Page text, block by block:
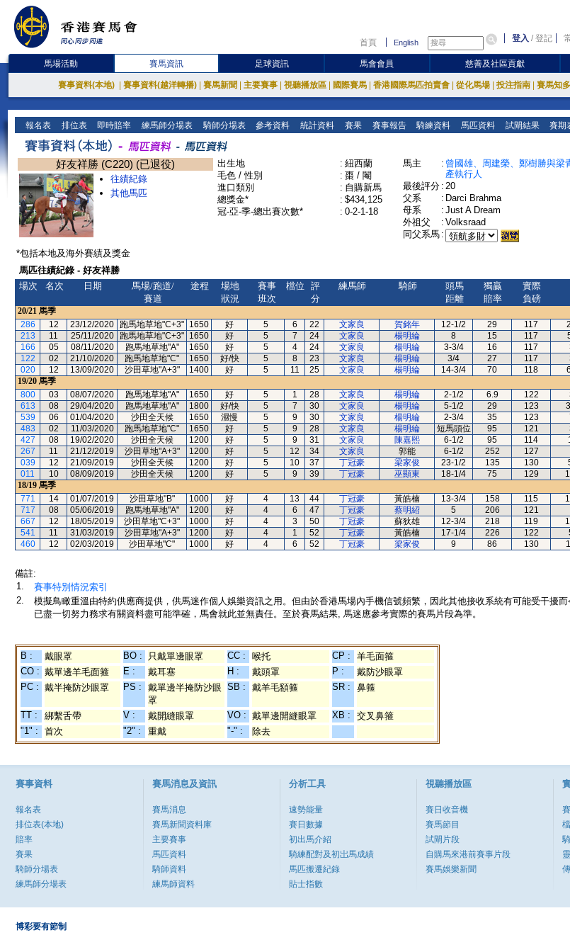
首頁 English 登入 /登記
馬場活動 賽馬資訊 足球資訊 馬會會員 慈善及社區貢獻
賽事資料(本地) 賽事資料(越洋轉播) 賽馬新聞 主要賽事 視聽播放區 國際賽馬 香港國際馬匹拍賣會 從化馬場 投注指南 賽馬知
報名表 排位表 即時賠率 練馬師分場表 騎師分場表 參考資料 統計資料 賽果 賽事報告 騎練資料 馬匹資料 試閘結果 賽期
好友祥勝 (C220) (已退役)
往績紀錄
其他馬匹
出生地 : 紐西蘭
毛色 / 性別
: 棗 / 閹
進口類別
: 自購新馬
總獎金*
: $434,125
冠-亞-季-總出賽次數*
: 0-2-1-18
馬主 : 曾國雄、周建榮、鄭樹勝與梁
產執行人
最後評分 : 20
父系
: Darci Brahma
母系
: Just A Dream
外祖父
: Volksraad
同父系馬 :
*包括本地及海外賽績及獎金
馬匹往績紀錄 - 好友祥勝
場次
名次 日期
馬場/跑道/
賽道
途程
場地
狀況
賽事
班次
檔位
評
分
練馬師 騎師
頭馬
距離
獨贏
賠率
實際
負磅
20/21 馬季
286
12 23/12/2020 跑馬地草地"C+3" 1650 好 5 6 22 文家良 賀銘年 12-1/2 29 117
213
11 25/11/2020 跑馬地草地"C+3" 1650 好 5 7 24 文家良 楊明綸 8 15 117
166
05 08/11/2020 跑馬地草地"A" 1650 好 5 4 24 文家良 楊明綸 3-3/4 16 117
122
02 21/10/2020 跑馬地草地"C" 1650 好/快 5 8 23 文家良 楊明綸 3/4 27 117
020
12 13/09/2020 沙田草地"A+3" 1400 好 5 11 25 文家良 楊明綸 14-3/4 70 118
19/20 馬季
800
03 08/07/2020 跑馬地草地"A" 1650 好 5 1 28 文家良 楊明綸 2-1/2 6.9 122
613
08 29/04/2020 跑馬地草地"A" 1800 好/快 5 7 30 文家良 楊明綸 5-1/2 29 123
539
06 01/04/2020 沙田全天候 1650 濕慢 5 9 30 文家良 楊明綸 2-3/4 35 123
483
02 11/03/2020 跑馬地草地"C" 1650 好 5 9 28 文家良 楊明綸 短馬頭位 95 121
427
08 19/02/2020 沙田全天候 1200 好 5 9 31 文家良 陳嘉熙 6-1/2 95 114
267
11 21/12/2019 沙田草地"A+3" 1200 好 5 12 34 文家良 郭能 6-1/2 252 127
039
12 21/09/2019 沙田全天候 1200 好 5 10 37 丁冠豪 梁家俊 23-1/2 135 130
011
10 08/09/2019 沙田全天候 1200 好 5 9 39 丁冠豪 巫顯東 18-1/4 75 129
18/19 馬季
771
14 01/07/2019 沙田草地"B" 1000 好 4 13 44 丁冠豪 黃皓楠 13-3/4 158 115
717
08 05/06/2019 跑馬地草地"A" 1200 好 4 6 47 丁冠豪 蔡明紹 5 206 121
667
12 18/05/2019 沙田草地"C+3" 1000 好 4 3 50 丁冠豪 蘇狄雄 12-3/4 218 119
541
11 31/03/2019 沙田草地"A+3" 1200 好 4 1 52 丁冠豪 黃皓楠 17-1/4 226 122
460
12 02/03/2019 沙田草地"C" 1000 好 4 6 52 丁冠豪 梁家俊 9 86 130
備註:
1.
賽事特別情況索引
2.
模擬鳥瞰重溫由特約供應商提供，供馬迷作個人娛樂資訊之用。但由於香港馬場內手機信號頻繁，因此其他接收系統有可能受干擾
已盡一切努力務求有關資料盡可能準確，馬會就此並無責任。至於賽馬結果, 馬迷應參考實際的賽馬片段為準。
B : 戴眼罩 BO : 只戴單邊眼罩 CC : 喉托 CP :
羊毛面箍
CO : 戴單邊羊毛面箍 E : 戴耳塞 H : 戴頭罩 P :
戴防沙眼罩
PC : 戴半掩防沙眼罩 PS :
戴單邊半掩防沙眼
罩
SB : 戴羊毛額箍 SR : 鼻箍
TT : 綁繫舌帶 V : 戴開縫眼罩 VO : 戴單邊開縫眼罩 XB :
交叉鼻箍
"1" :
首次 "2" : 重戴 "-" : 除去
賽事資料
報名表
排位表(本地)
賠率
賽果
騎師分場表
練馬師分場表
賽馬消息及資訊
賽馬消息
賽馬新聞資料庫
主要賽事
馬匹資料
騎師資料
練馬師資料
分析工具
速勢能量
賽日數據
初出馬介紹
騎練配對及初岀馬成績
馬匹搬遷紀錄
貼士指數
視聽播放區
賽日收音機
賽馬節目
試閘片段
自購馬來港前賽事片段
賽馬娛樂新聞
博彩要有節制